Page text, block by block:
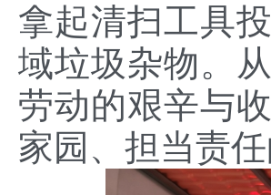
拿起清扫工具
域垃圾杂物。
劳动的艰辛与
家园、担当责